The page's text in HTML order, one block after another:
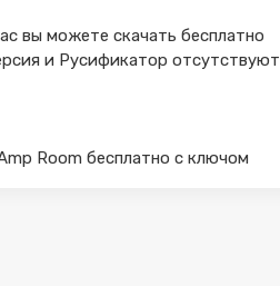
вы можете скачать бесплатно
и Русификатор отсутствуют
Room бесплатно с ключом